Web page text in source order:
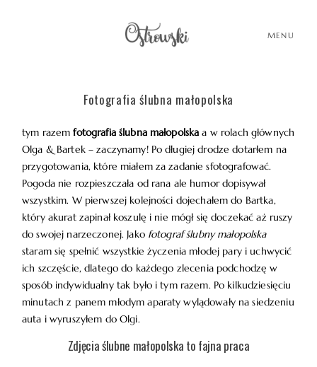
MENU
Fotografia ślubna małopolska
tym razemfotografia ślubna małopolska a w rolach głównych
Olga & Bartek – zaczynamy! Po długiej drodze dotarłem na
przygotowania, które miałem za zadanie sfotografować.
Pogoda nie rozpieszczała od rana ale humor dopisywał
wszystkim. W pierwszej kolejności dojechałem do Bartka,
który akurat zapinał koszulę i nie mógł się doczekać aż ruszy
do swojej narzeczonej. Jako fotograf ślubny małopolska
staram się spełnić wszystkie życzenia młodej pary i uchwycić
ich szczęście, dlatego do każdego zlecenia podchodzę w
sposób indywidualny tak było i tym razem. Po kilkudziesięciu
minutach z panem młodym aparaty wylądowały na siedzeniu
auta i wyruszyłem do Olgi.
Zdjęcia ślubne małopolska to fajna praca
HOME
HISTORIE
PORTFOLIO
O MNIE
WARSZTATY